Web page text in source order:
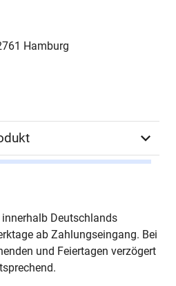
Hamburg
318
Hamburg 2013
Deutschlands
ab Zahlungseingang. Bei
und Feiertagen verzögert